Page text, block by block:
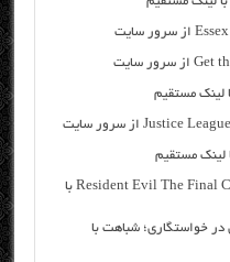
دانلود رایگان فیلم خارجی Resident Evil The Final Chapter 2017 با
خواستگاری؛ شباهت با